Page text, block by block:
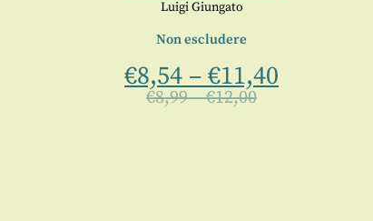
Luigi Giungato
Non escludere
€8,54 – €11,40
€8,99–€12,00